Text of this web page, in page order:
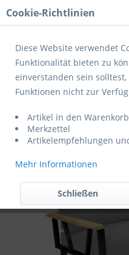
Menü
Übersicht Aluminium
LOUNGE (
wenige
Cookie-Richtlinien
Diese Website verwendet
Funktionalität bieten zu
einverstanden sein
Funktionen nicht zur
Artikel in den
Merkzettel
Artikelempfehlungen
Mehr Informationen
Schließen